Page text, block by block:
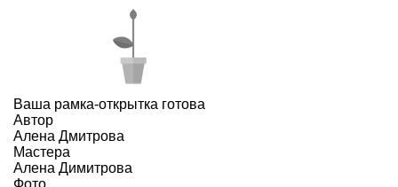
Ваша рамка-открытка готова
Автор
Алена Дмитрова
Мастера
Алена Димитрова